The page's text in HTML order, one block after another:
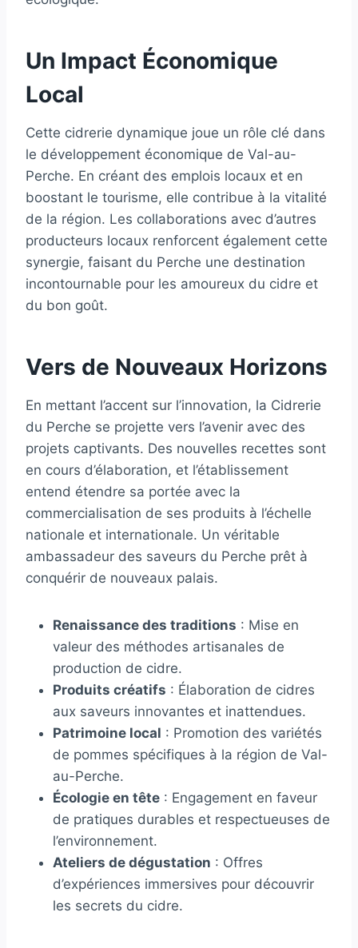
Un Impact Économique
Local
Cette cidrerie dynamique joue un rôle clé dans
le développement économique de Val-au-
Perche. En créant des emplois locaux et en
boostant le tourisme, elle contribue à la vitalité
de la région. Les collaborations avec d’autres
producteurs locaux renforcent également cette
synergie, faisant du Perche une destination
incontournable pour les amoureux du cidre et
du bon goût.
Vers de Nouveaux Horizons
En mettant l’accent sur l’innovation, la Cidrerie
du Perche se projette vers l’avenir avec des
projets captivants. Des nouvelles recettes sont
en cours d’élaboration, et l’établissement
entend étendre sa portée avec la
commercialisation de ses produits à l’échelle
nationale et internationale. Un véritable
ambassadeur des saveurs du Perche prêt à
conquérir de nouveaux palais.
Renaissance des traditions : Mise en
valeur des méthodes artisanales de
production de cidre.
Produits créatifs : Élaboration de cidres
aux saveurs innovantes et inattendues.
Patrimoine local : Promotion des variétés
de pommes spécifiques à la région de Val-
au-Perche.
Écologie en tête : Engagement en faveur
de pratiques durables et respectueuses de
l’environnement.
Ateliers de dégustation : Offres
d’expériences immersives pour découvrir
les secrets du cidre.